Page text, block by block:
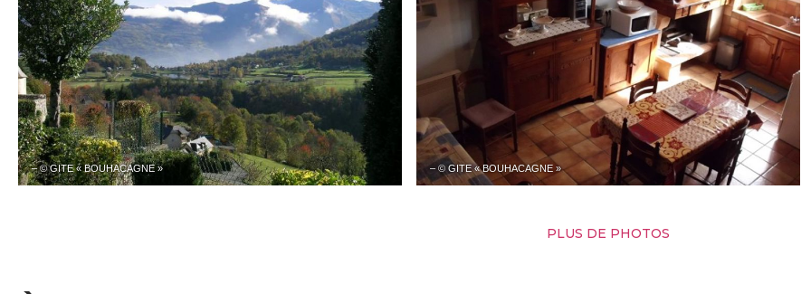
– © GITE « BOUHACAGNE » – © GITE « BOUHACAGNE »
PLUS DE PHOTOS